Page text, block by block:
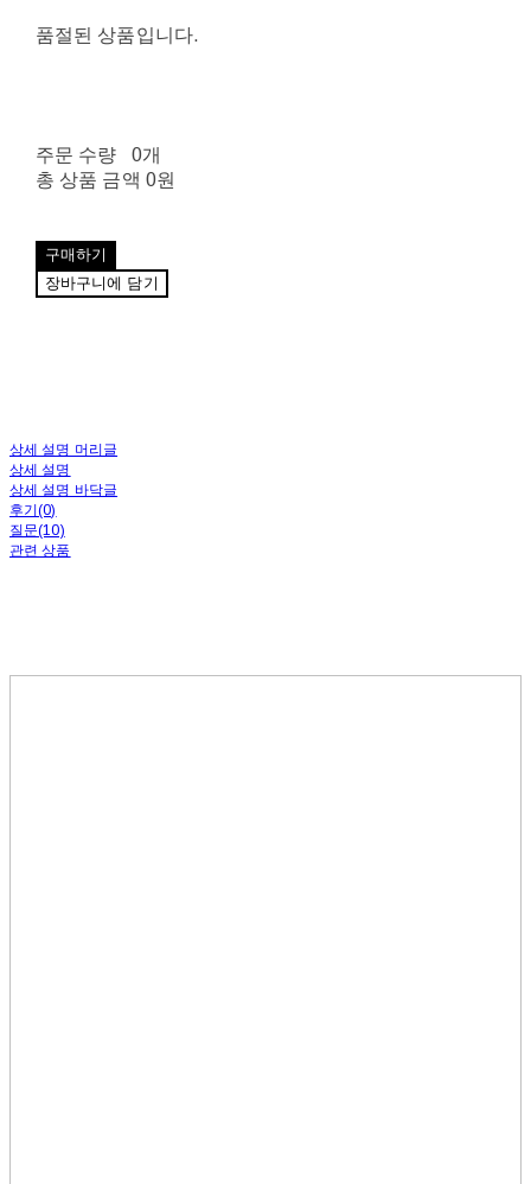
품절된 상품입니다.
주문 수량
0개
총 상품 금액 0원
구매하기
장바구니에 담기
상세 설명 머리글
상세 설명
상세 설명 바닥글
후기(0)
질문(10)
관련 상품